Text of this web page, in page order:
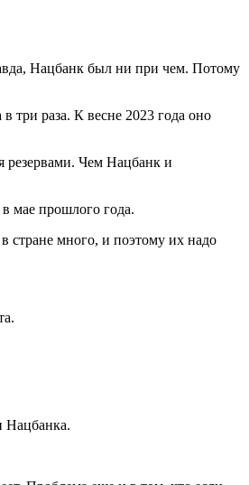
Нацбанк был ни при чем. Потому
три раза. К весне 2023 года оно
резервами. Чем Нацбанк и
мае прошлого года.
стране много, и поэтому их надо
Нацбанка.